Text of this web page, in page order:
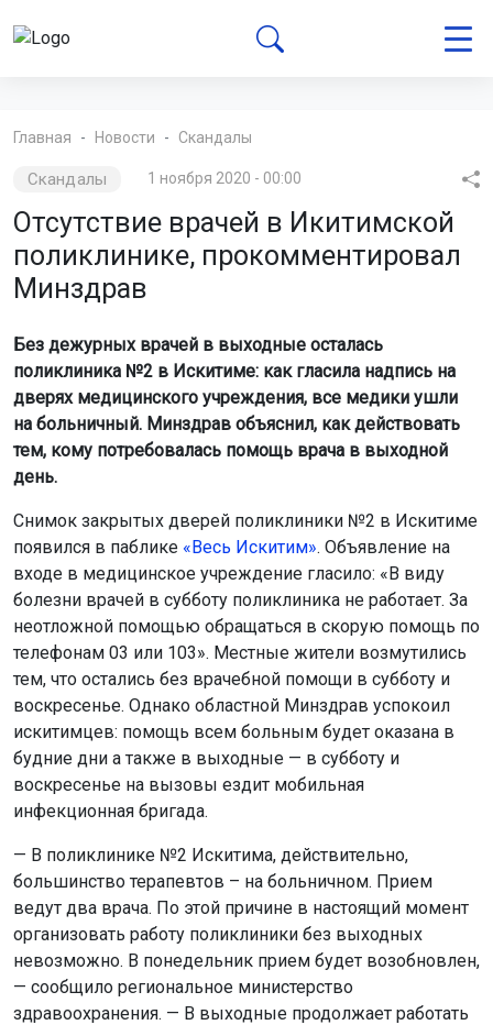
Главная Новости Скандалы
Скандалы 1 ноября 2020 - 00:00
Отсутствие врачей в Икитимской
поликлинике, прокомментировал
Минздрав
Без дежурных врачей в выходные осталась
поликлиника №2 в Искитиме: как гласила надпись на
дверях медицинского учреждения, все медики ушли
на больничный. Минздрав объяснил, как действовать
тем, кому потребовалась помощь врача в выходной
день.
Снимок закрытых дверей поликлиники №2 в Искитиме
появился в паблике «Весь Искитим». Объявление на
входе в медицинское учреждение гласило: «В виду
болезни врачей в субботу поликлиника не работает. За
неотложной помощью обращаться в скорую помощь по
телефонам 03 или 103». Местные жители возмутились
тем, что остались без врачебной помощи в субботу и
воскресенье. Однако областной Минздрав успокоил
искитимцев: помощь всем больным будет оказана в
будние дни а также в выходные — в субботу и
воскресенье на вызовы ездит мобильная
инфекционная бригада.
— В поликлинике №2 Искитима, действительно,
большинство терапевтов – на больничном. Прием
ведут два врача. По этой причине в настоящий момент
организовать работу поликлиники без выходных
невозможно. В понедельник прием будет возобновлен,
— сообщило региональное министерство
здравоохранения. — В выходные продолжает работать